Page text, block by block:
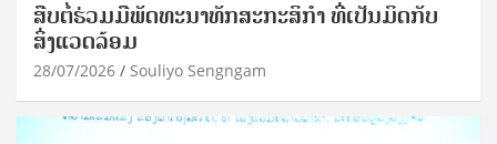
ສືບຕໍ່ຮ່ວມມືພັດທະນາທັກສະກະສິກຳ ທີ່ເປັນມິດກັບ
ສິ່ງແວດລ້ອມ
28/07/2026 Souliyo Sengngam